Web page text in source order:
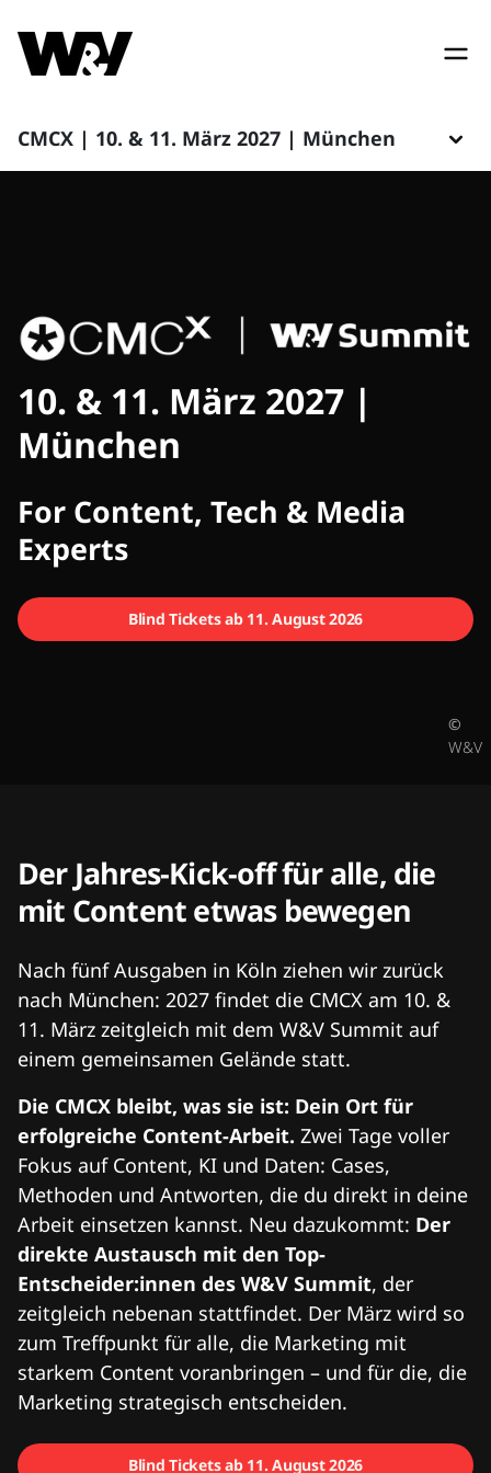
CMCX | 10. & 11. März 2027 | München
CMCX
10. & 11. März 2027 |
München
For Content, Tech & Media
Experts
Blind Tickets ab 11. August 2026
©
W&V
Der Jahres-Kick-off für alle, die
mit Content etwas bewegen
Nach fünf Ausgaben in Köln ziehen wir zurück
nach München: 2027 findet die CMCX am 10. &
11. März zeitgleich mit dem W&V Summit auf
einem gemeinsamen Gelände statt.
Die CMCX bleibt, was sie ist: Dein Ort für
erfolgreiche Content-Arbeit. Zwei Tage voller
Fokus auf Content, KI und Daten: Cases,
Methoden und Antworten, die du direkt in deine
Arbeit einsetzen kannst. Neu dazukommt: Der
direkte Austausch mit den Top-
Entscheider:innen des W&V Summit, der
zeitgleich nebenan stattfindet. Der März wird so
zum Treffpunkt für alle, die Marketing mit
starkem Content voranbringen – und für die, die
Marketing strategisch entscheiden.
Blind Tickets ab 11. August 2026